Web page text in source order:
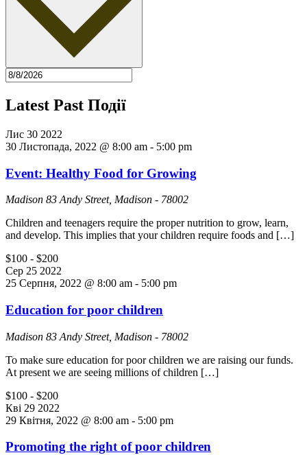
Latest Past Події
Лис 30 2022
30 Листопада, 2022 @ 8:00 am - 5:00 pm
Event: Healthy Food for Growing
Madison 83 Andy Street, Madison - 78002
Children and teenagers require the proper nutrition to grow, learn,
and develop. This implies that your children require foods and […]
$100 - $200
Сер 25 2022
25 Серпня, 2022 @ 8:00 am - 5:00 pm
Education for poor children
Madison 83 Andy Street, Madison - 78002
To make sure education for poor children we are raising our funds.
At present we are seeing millions of children […]
$100 - $200
Кві 29 2022
29 Квітня, 2022 @ 8:00 am - 5:00 pm
Promoting the right of poor children